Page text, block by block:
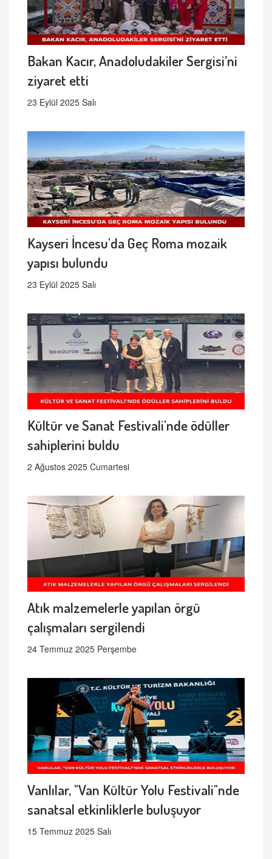
Bakan Kacır, Anadoludakiler Sergisi’ni
ziyaret etti
23 Eylül 2025 Salı
Kayseri İncesu'da Geç Roma mozaik
yapısı bulundu
23 Eylül 2025 Salı
Kültür ve Sanat Festivali'nde ödüller
sahiplerini buldu
2 Ağustos 2025 Cumartesi
Atık malzemelerle yapılan örgü
çalışmaları sergilendi
24 Temmuz 2025 Perşembe
Vanlılar, "Van Kültür Yolu Festivali"nde
sanatsal etkinliklerle buluşuyor
15 Temmuz 2025 Salı